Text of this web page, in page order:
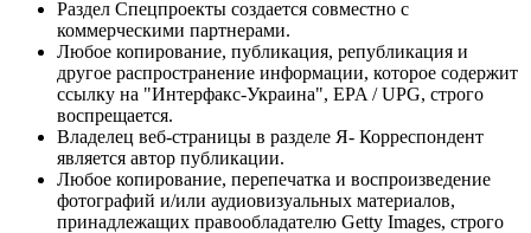
Раздел Спецпроекты создается совместно с
коммерческими партнерами.
Любое копирование, публикация, републикация и
другое распространение информации, которое содержит
ссылку на "Интерфакс-Украина", EPA / UPG, строго
воспрещается.
Владелец веб-страницы в разделе Я- Корреспондент
является автор публикации.
Любое копирование, перепечатка и воспроизведение
фотографий и/или аудиовизуальных материалов,
принадлежащих правообладателю Getty Images, строго